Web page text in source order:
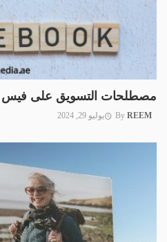
مصطلحات التسويق على
By REEM يوليو 29, 2024